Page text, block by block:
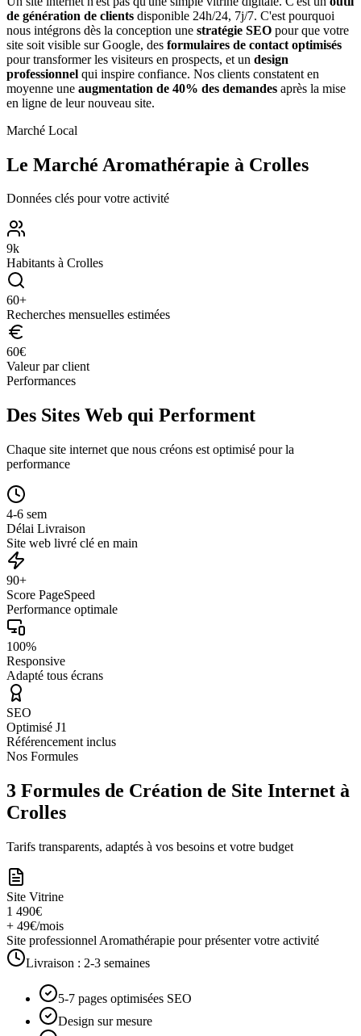
de génération de clients disponible 24h/24, 7j/7. C'est pourquoi
nous intégrons dès la conception une stratégie SEO pour que votre
site soit visible sur Google, des formulaires de contact optimisés
pour transformer les visiteurs en prospects, et un design
professionnel qui inspire confiance. Nos clients constatent en
moyenne une augmentation de 40% des demandes après la mise
en ligne de leur nouveau site.
Marché Local
Le Marché Aromathérapie à Crolles
Données clés pour votre activité
9k
Habitants à Crolles
60+
Recherches mensuelles estimées
60€
Valeur par client
Performances
Des Sites Web qui Performent
Chaque site internet que nous créons est optimisé pour la
performance
4-6 sem
Délai Livraison
Site web livré clé en main
90+
Score PageSpeed
Performance optimale
100%
Responsive
Adapté tous écrans
SEO
Optimisé J1
Référencement inclus
Nos Formules
3 Formules de Création de Site Internet à
Crolles
Tarifs transparents, adaptés à vos besoins et votre budget
Site Vitrine
1 490€
+ 49€/mois
Site professionnel Aromathérapie pour présenter votre activité
Livraison : 2-3 semaines
5-7 pages optimisées SEO
Design sur mesure